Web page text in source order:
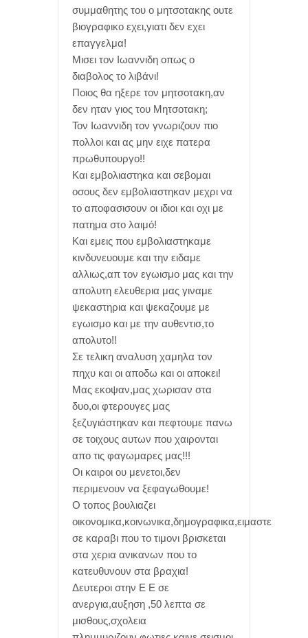
συμμαθητης του ο μητσοτακης ουτε
βιογραφικο εχει,γιατι δεν εχει
επαγγελμα!
Μισει τον Ιωαννιδη οπως ο
διαβολος το λιβάνι!
Ποιος θα ηξερε τον μητσοτακη,αν
δεν ηταν γιος του Μητσοτακη;
Τον Ιωαννιδη τον γνωριζουν πιο
πολλοι και ας μην ειχε πατερα
πρωθυπουργο!!
Και εμβολιαστηκα και σεβομαι
οσους δεν εμβολιαστηκαν μεχρι να
το αποφασισουν οι ιδιοι και οχι με
πατημα στο λαιμό!
Και εμεις που εμβολιαστηκαμε
κινδυνευουμε και την ειδαμε
αλλιως,απ τον εγωισμο μας και την
απολυτη ελευθερια μας γιναμε
ψεκαστηρια και ψεκαζουμε με
εγωισμο και με την αυθεντισ,το
απολυτο!!
Σε τελικη αναλυση χαμηλα τον
πηχυ και οι αποδω και οι αποκει!
Μας εκοψαν,μας χωρισαν στα
δυο,οι φτερουγες μας
ξεζυγιάστηκαν και πεφτουμε πανω
σε τοιχους αυτων που χαιρονται
απο τις φαγωμαρες μας!!!
Οι καιροι ου μενετοι,δεν
περιμενουν να ξεφαγωθουμε!
Ο τοπος βουλιαζει
οικονομικα,κοινωνικα,δημογραφικα,ειμαστε
σε καραβι που το τιμονι βρισκεται
στα χερια ανικανων που το
κατευθυνουν στα βραχια!
Δευτεροι στην Ε Ε σε
ανεργια,αυξηση ,50 λεπτα σε
μισθους,σχολεια